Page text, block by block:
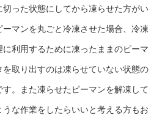
った状態にしてから凍らせた方がい
マンを丸ごと冷凍させた場合、冷凍
利用するために凍ったままのピーマ
取り出すのは凍らせていない状態の
。また凍らせたピーマンを解凍して
な作業をしたらいいと考える方もお